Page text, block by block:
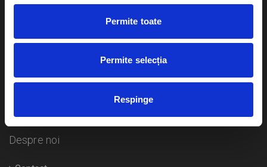
Permite toate
Permite selecția
Respinge
Livrare prin curier
Duplicare bilete
Despre noi